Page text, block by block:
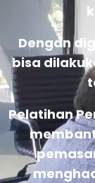
Dengan
bisa
Pelatihan